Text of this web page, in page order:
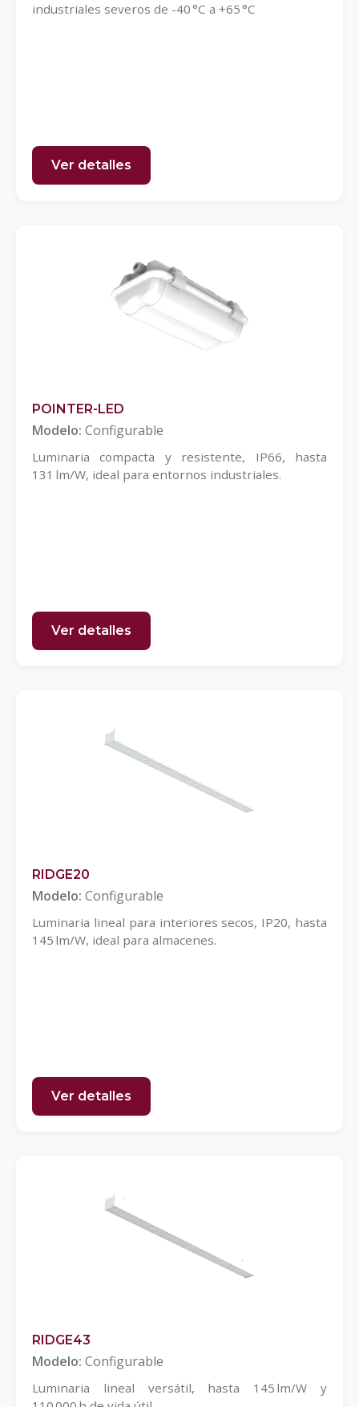
industriales severos de -40 °C a +65 °C
Ver detalles
POINTER-LED
Modelo: Configurable
Luminaria compacta y resistente, IP66, hasta
131 lm/W, ideal para entornos industriales.
Ver detalles
RIDGE20
Modelo: Configurable
Luminaria lineal para interiores secos, IP20, hasta
145 lm/W, ideal para almacenes.
Ver detalles
RIDGE43
Modelo: Configurable
Luminaria lineal versátil, hasta 145 lm/W y